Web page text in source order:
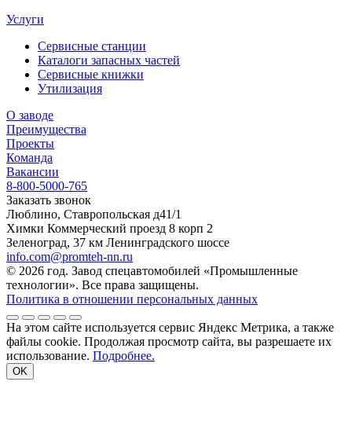
Услуги
Сервисные станции
Каталоги запасных частей
Сервисные книжки
Утилизация
О заводе
Преимущества
Проекты
Команда
Вакансии
8-800-5000-765
Заказать звонок
Люблино, Ставропольская д41/1
Химки Коммерческий проезд 8 корп 2
Зеленоград, 37 км Ленинградского шоссе
info.com@promteh-nn.ru
© 2026 год. Завод спецавтомобилей «Промышленные
технологии». Все права защищены.
Политика в отношении персональных данных
На этом сайте используется сервис Яндекс Метрика, а также
файлы cookie. Продолжая просмотр сайта, вы разрешаете их
использование. Подробнее.
OK